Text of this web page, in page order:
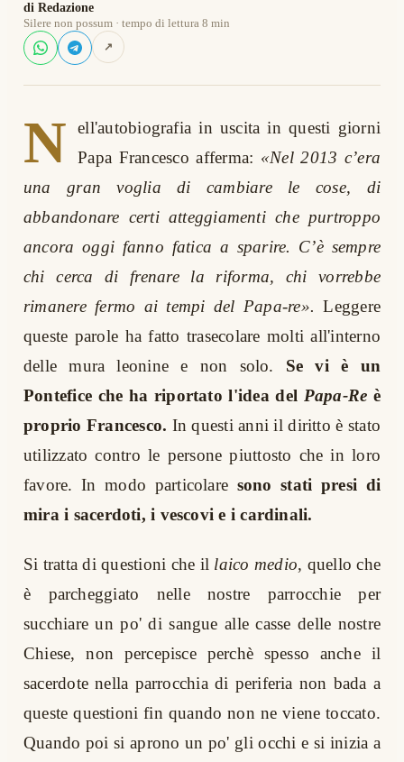
di Redazione
Silere non possum · tempo di lettura 8 min
↗
N
ell'autobiografia in uscita in questi giorni
Papa Francesco afferma: «Nel 2013 c’era
una gran voglia di cambiare le cose, di
abbandonare certi atteggiamenti che purtroppo
ancora oggi fanno fatica a sparire. C’è sempre
chi cerca di frenare la riforma, chi vorrebbe
rimanere fermo ai tempi del Papa-re».Leggere
queste parole ha fatto trasecolare molti all'interno
delle mura leonine e non solo. Se vi è un
Pontefice che ha riportato l'idea del Papa-Re è
proprio Francesco. In questi anni il diritto è stato
utilizzato contro le persone piuttosto che in loro
favore. In modo particolare sono stati presi di
mira i sacerdoti, i vescovi e i cardinali.
Si tratta di questioni che il laico medio, quello che
è parcheggiato nelle nostre parrocchie per
succhiare un po' di sangue alle casse delle nostre
Chiese, non percepisce perchè spesso anche il
sacerdote nella parrocchia di periferia non bada a
queste questioni fin quando non ne viene toccato.
Quando poi si aprono un po' gli occhi e si inizia a